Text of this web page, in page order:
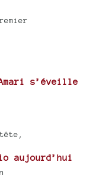
s’éveille
tête,
aujourd’hui